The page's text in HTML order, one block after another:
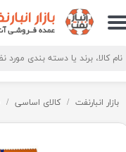
حساب کاربری من
تغییر گذر واژه
سفارشات
خروج از حساب کاربری
بازار انبارنفت کالای اساسی